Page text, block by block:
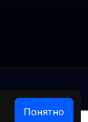
Понятно